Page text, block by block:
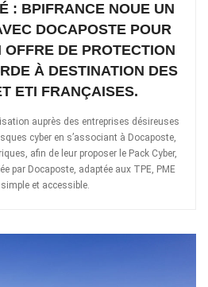
: BPIFRANCE NOUE UN
DOCAPOSTE POUR
OFFRE DE PROTECTION
À DESTINATION DES
ETI FRANÇAISES.
auprès des entreprises désireuses
cyber en s’associant à Docaposte,
afin de leur proposer le Pack Cyber,
par Docaposte, adaptée aux TPE, PME
et accessible.